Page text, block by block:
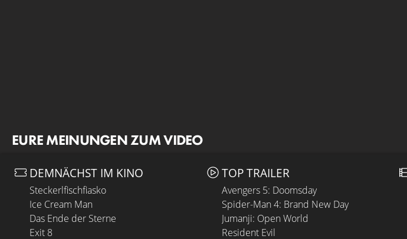
EURE MEINUNGEN ZUM VIDEO
DEMNÄCHST IM KINO
Steckerlfischfiasko
Ice Cream Man
Das Ende der Sterne
Exit 8
TOP TRAILER
Avengers 5: Doomsday
Spider-Man 4: Brand New Day
Jumanji: Open World
Resident Evil